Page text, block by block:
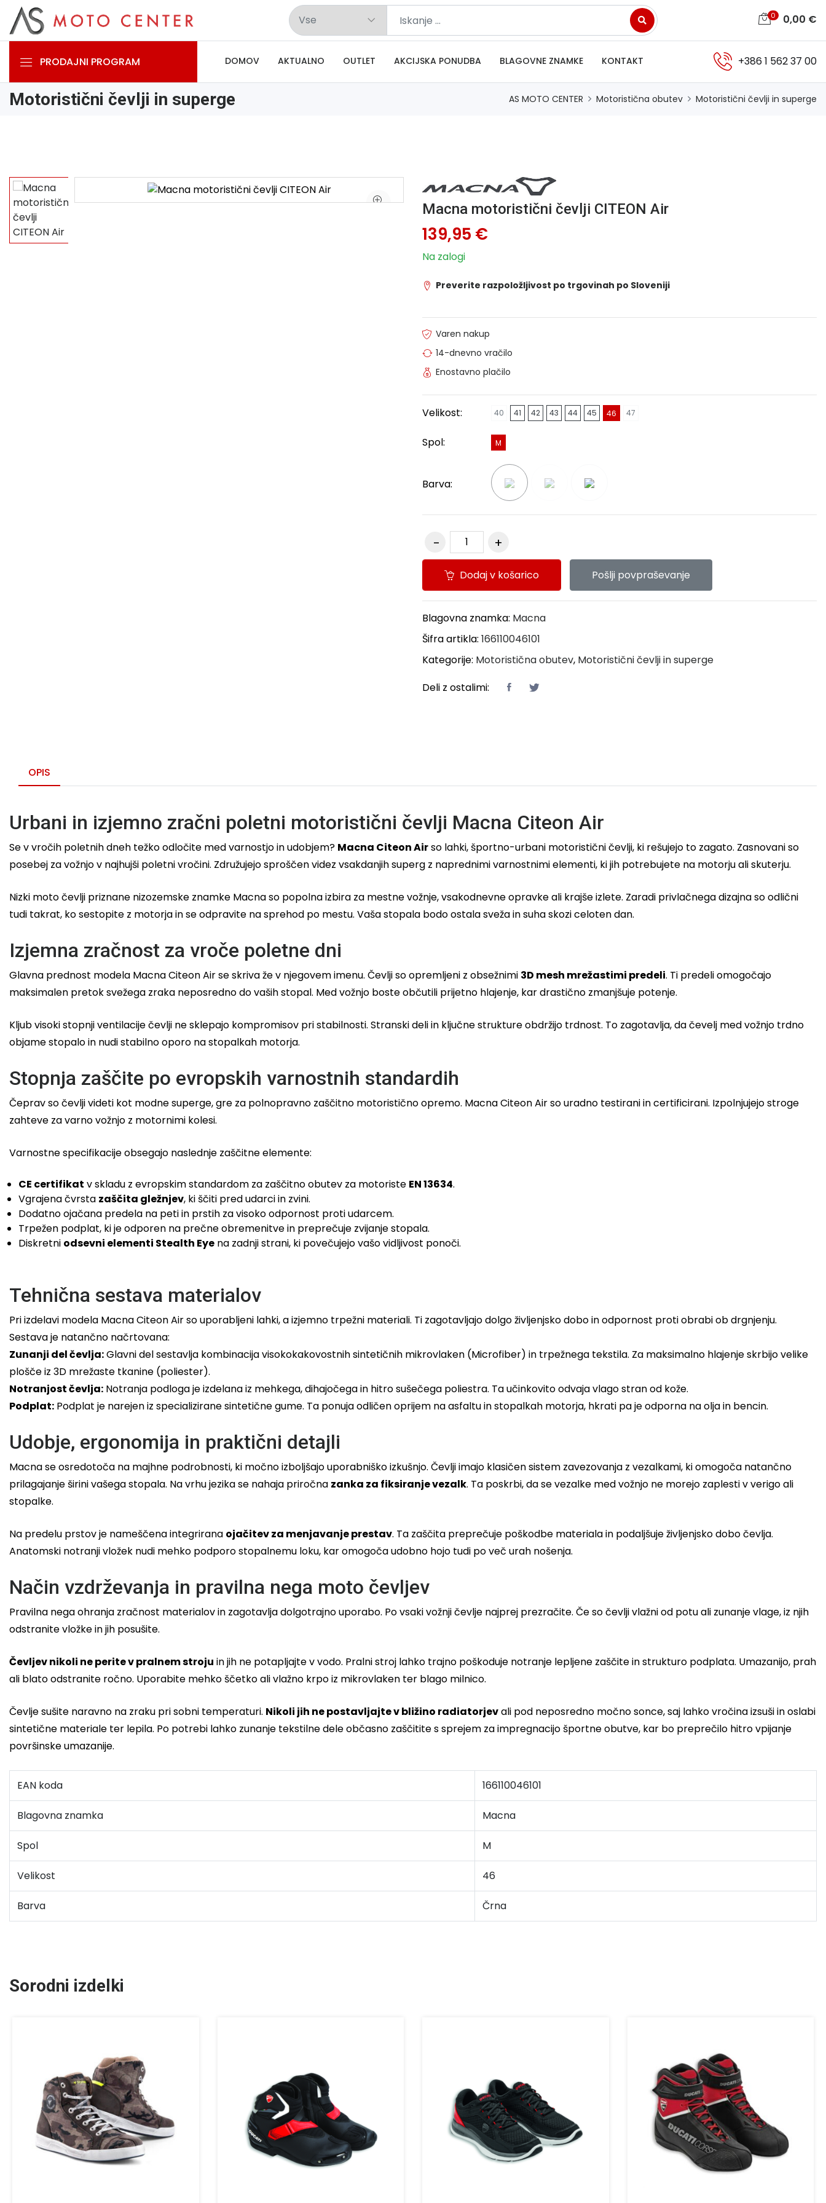
0 0,00 €
PRODAJNI PROGRAM DOMOV AKTUALNO OUTLET AKCIJSKA PONUDBA BLAGOVNE ZNAMKE KONTAKT +386 1 562 37 00
Motoristični čevlji in superge AS MOTO CENTER Motoristična obutev Motoristični čevlji in superge
Macna motoristični čevlji CITEON Air
139,95 €
Na zalogi
Preverite razpoložljivost po trgovinah po Sloveniji
Varen nakup
14-dnevno vračilo
Enostavno plačilo
Velikost: 40 41 42 43 44 45 46 47
Spol: M
Barva:
Dodaj v košarico Pošlji povpraševanje
Blagovna znamka: Macna
Šifra artikla: 166110046101
Kategorije: Motoristična obutev, Motoristični čevlji in superge
Deli z ostalimi:
OPIS
Urbani in izjemno zračni poletni motoristični čevlji Macna Citeon Air
Se v vročih poletnih dneh težko odločite med varnostjo in udobjem? Macna Citeon Airso lahki, športno-urbani motoristični čevlji, ki rešujejo to zagato. Zasnovani so
posebej za vožnjo v najhujši poletni vročini. Združujejo sproščen videz vsakdanjih superg z naprednimi varnostnimi elementi, ki jih potrebujete na motorju ali skuterju.
Nizki moto čevlji priznane nizozemske znamke Macna so popolna izbira za mestne vožnje, vsakodnevne opravke ali krajše izlete. Zaradi privlačnega dizajna so odlični
tudi takrat, ko sestopite z motorja in se odpravite na sprehod po mestu. Vaša stopala bodo ostala sveža in suha skozi celoten dan.
Izjemna zračnost za vroče poletne dni
Glavna prednost modela Macna Citeon Air se skriva že v njegovem imenu. Čevlji so opremljeni z obsežnimi 3D mesh mrežastimi predeli. Ti predeli omogočajo
maksimalen pretok svežega zraka neposredno do vaših stopal. Med vožnjo boste občutili prijetno hlajenje, kar drastično zmanjšuje potenje.
Kljub visoki stopnji ventilacije čevlji ne sklepajo kompromisov pri stabilnosti. Stranski deli in ključne strukture obdržijo trdnost. To zagotavlja, da čevelj med vožnjo trdno
objame stopalo in nudi stabilno oporo na stopalkah motorja.
Stopnja zaščite po evropskih varnostnih standardih
Čeprav so čevlji videti kot modne superge, gre za polnopravno zaščitno motoristično opremo. Macna Citeon Air so uradno testirani in certificirani. Izpolnjujejo stroge
zahteve za varno vožnjo z motornimi kolesi.
Varnostne specifikacije obsegajo naslednje zaščitne elemente:
CE certifikat v skladu z evropskim standardom za zaščitno obutev za motoriste EN 13634.
Vgrajena čvrsta zaščita gležnjev, ki ščiti pred udarci in zvini.
Dodatno ojačana predela na peti in prstih za visoko odpornost proti udarcem.
Trpežen podplat, ki je odporen na prečne obremenitve in preprečuje zvijanje stopala.
Diskretni odsevni elementi Stealth Eye na zadnji strani, ki povečujejo vašo vidljivost ponoči.
Tehnična sestava materialov
Pri izdelavi modela Macna Citeon Air so uporabljeni lahki, a izjemno trpežni materiali. Ti zagotavljajo dolgo življenjsko dobo in odpornost proti obrabi ob drgnjenju.
Sestava je natančno načrtovana:
Zunanji del čevlja:Glavni del sestavlja kombinacija visokokakovostnih sintetičnih mikrovlaken (Microfiber) in trpežnega tekstila. Za maksimalno hlajenje skrbijo velike
plošče iz 3D mrežaste tkanine (poliester).
Notranjost čevlja: Notranja podloga je izdelana iz mehkega, dihajočega in hitro sušečega poliestra. Ta učinkovito odvaja vlago stran od kože.
Podplat: Podplat je narejen iz specializirane sintetične gume. Ta ponuja odličen oprijem na asfaltu in stopalkah motorja, hkrati pa je odporna na olja in bencin.
Udobje, ergonomija in praktični detajli
Macna se osredotoča na majhne podrobnosti, ki močno izboljšajo uporabniško izkušnjo. Čevlji imajo klasičen sistem zavezovanja z vezalkami, ki omogoča natančno
prilagajanje širini vašega stopala. Na vrhu jezika se nahaja priročna zanka za fiksiranje vezalk. Ta poskrbi, da se vezalke med vožnjo ne morejo zaplesti v verigo ali
stopalke.
Na predelu prstov je nameščena integrirana ojačitev za menjavanje prestav. Ta zaščita preprečuje poškodbe materiala in podaljšuje življenjsko dobo čevlja.
Anatomski notranji vložek nudi mehko podporo stopalnemu loku, kar omogoča udobno hojo tudi po več urah nošenja.
Način vzdrževanja in pravilna nega moto čevljev
Pravilna nega ohranja zračnost materialov in zagotavlja dolgotrajno uporabo. Po vsaki vožnji čevlje najprej prezračite. Če so čevlji vlažni od potu ali zunanje vlage, iz njih
odstranite vložke in jih posušite.
Čevljev nikoli ne perite v pralnem stroju in jih ne potapljajte v vodo. Pralni stroj lahko trajno poškoduje notranje lepljene zaščite in strukturo podplata. Umazanijo, prah
ali blato odstranite ročno. Uporabite mehko ščetko ali vlažno krpo iz mikrovlaken ter blago milnico.
Čevlje sušite naravno na zraku pri sobni temperaturi. Nikoli jih ne postavljajte v bližino radiatorjevali pod neposredno močno sonce, saj lahko vročina izsuši in oslabi
sintetične materiale ter lepila. Po potrebi lahko zunanje tekstilne dele občasno zaščitite s sprejem za impregnacijo športne obutve, kar bo preprečilo hitro vpijanje
površinske umazanije.
EAN koda 166110046101
Blagovna znamka Macna
Spol M
Velikost 46
Barva Črna
Sorodni izdelki